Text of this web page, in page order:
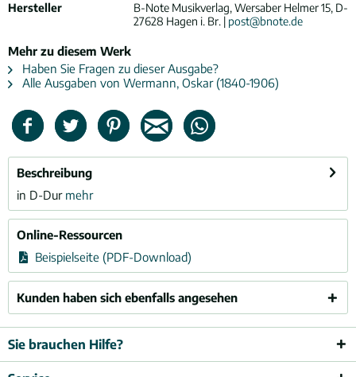
Hersteller
B-Note Musikverlag, Wersaber Helmer 15, D-
27628 Hagen i. Br. | post@bnote.de
Mehr zu diesem Werk
Haben Sie Fragen zu dieser Ausgabe?
Alle Ausgaben von Wermann, Oskar (1840-1906)
Beschreibung
in D-Durmehr
Online-Ressourcen
Beispielseite (PDF-Download)
Kunden haben sich ebenfalls angesehen
Sie brauchen Hilfe?